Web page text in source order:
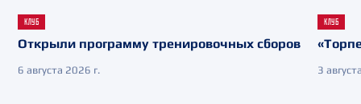
КЛУБ
Открыли программу тренировочных сборов
6 августа 2026 г.
КЛУБ
3